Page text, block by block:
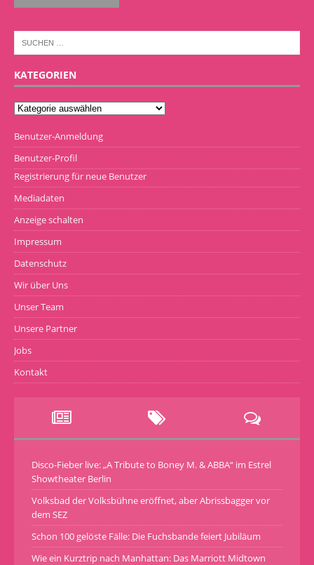
KATEGORIEN
Benutzer-Anmeldung
Benutzer-Profil
Registrierung für neue Benutzer
Mediadaten
Anzeige schalten
Impressum
Datenschutz
Wir über Uns
Unser Team
Unsere Partner
Jobs
Kontakt
Disco-Fieber live: „A Tribute to Boney M. & ABBA“ im Estrel
Showtheater Berlin
Volksbad der Volksbühne eröffnet, aber Abrissbagger vor
dem SEZ
Schon 100 gelöste Fälle: Die Fuchsbande feiert Jubiläum
Wie ein Kurztrip nach Manhattan: Das Marriott Midtown